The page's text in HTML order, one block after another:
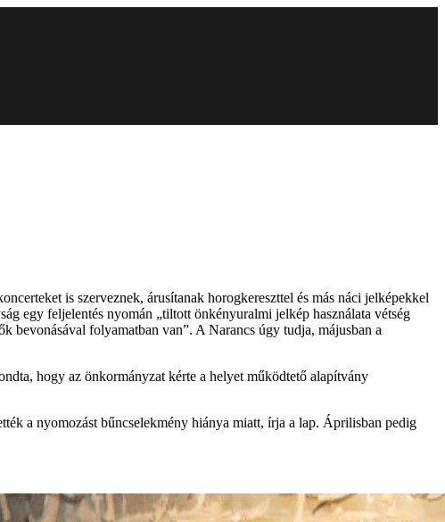
is szerveznek, árusítanak horogkereszttel és más náci jelképekkel
egy feljelentés nyomán „tiltott önkényuralmi jelkép használata vétség
bevonásával folyamatban van”. A Narancs úgy tudja, májusban a
hogy az önkormányzat kérte a helyet működtető alapítvány
a nyomozást bűncselekmény hiánya miatt, írja a lap. Áprilisban pedig